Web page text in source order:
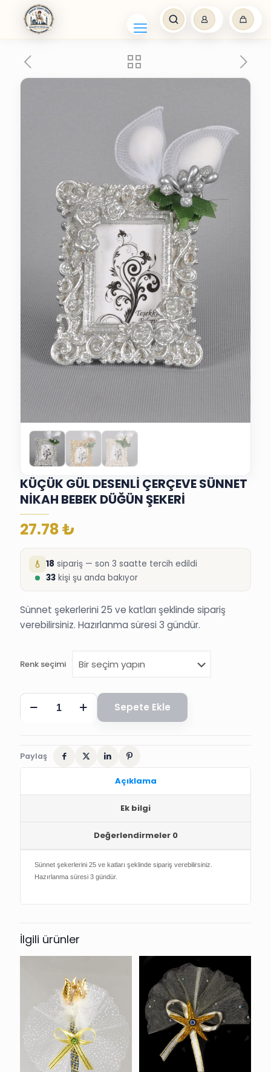
KÜÇÜK GÜL DESENLİ ÇERÇEVE SÜNNET
NİKAH BEBEK DÜĞÜN ŞEKERİ
27.78₺
18 sipariş — son 3 saatte tercih edildi
33 kişi şu anda bakıyor
Sünnet şekerlerini 25 ve katları şeklinde sipariş
verebilirsiniz. Hazırlanma süresi 3 gündür.
Renk seçimi
KÜÇÜK
GÜL
NİKAH
Sepete Ekle
Paylaş
Açıklama
Ek bilgi
Değerlendirmeler 0
Sünnet şekerlerini 25 ve katları şeklinde sipariş verebilirsiniz.
Hazırlanma süresi 3 gündür.
İlgili ürünler